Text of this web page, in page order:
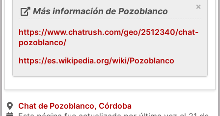
×
Más información de Pozoblanco
https://www.chatrush.com/geo/2512340/chat-
pozoblanco/
https://es.wikipedia.org/wiki/Pozoblanco
Chat de Pozoblanco, Córdoba